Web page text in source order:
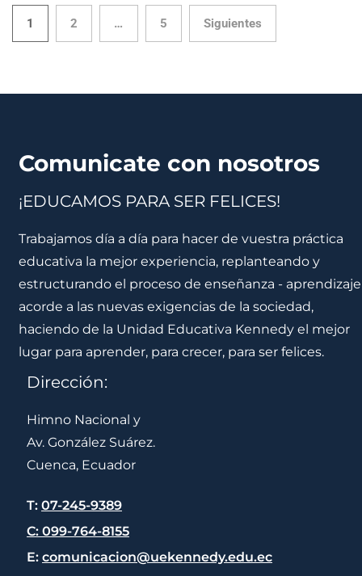
1 2 … 5 Siguientes
Comunicate con nosotros
¡EDUCAMOS PARA SER FELICES!
Trabajamos día a día para hacer de vuestra práctica
educativa la mejor experiencia, replanteando y
estructurando el proceso de enseñanza - aprendizaje
acorde a las nuevas exigencias de la sociedad,
haciendo de la Unidad Educativa Kennedy el mejor
lugar para aprender, para crecer, para ser felices.
Dirección:
Himno Nacional y
Av. González Suárez.
Cuenca, Ecuador
T: 07-245-9389
C: 099-764-8155
E: comunicacion@uekennedy.edu.ec